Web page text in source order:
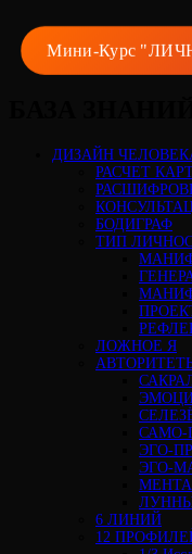
Мини-Курс
ДИЗАЙН
РАСЧЕТ
БОДИГРАФ
ТИП
ЛОЖНОЕ Я
САМО-
ЭГО-
ЭГО-
6 ЛИНИЙ
12